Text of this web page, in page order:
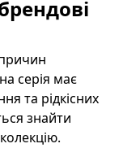
серія має
та рідкісних
знайти